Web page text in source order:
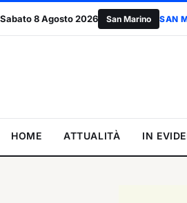
Sabato 8 Agosto 2026 San Marino SAN
Cena al tramonto, musica e
HOME ATTUALITÀ IN